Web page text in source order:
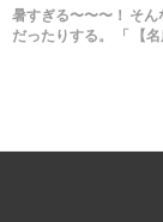
暑すぎる〜〜〜！ そ
だったりする。 「 【